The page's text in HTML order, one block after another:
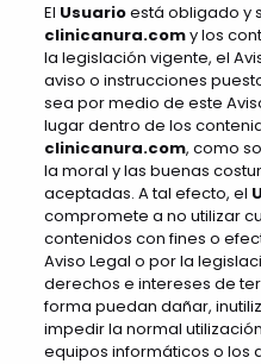
El Usuarioestá obligado y
clinicanura.comy los
la legislación vigente, el
aviso o instrucciones
sea por medio de este
lugar dentro de los
clinicanura.com, como
la moral y las buenas
aceptadas. A tal efecto, el
compromete a no utilizar
contenidos con fines o
Aviso Legal o por la
derechos e intereses de
forma puedan dañar,
impedir la normal
equipos informáticos o los